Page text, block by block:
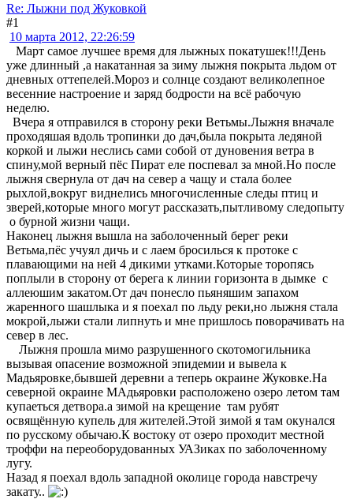
Re: Лыжни под Жуковкой
#1
10 марта 2012, 22:26:59
Март самое лучшее время для лыжных покатушек!!!День
уже длинный ,а накатанная за зиму лыжня покрыта льдом от
дневных оттепелей.Мороз и солнце создают великолепное
весенние настроение и заряд бодрости на всё рабочую
неделю.
Вчера я отправился в сторону реки Ветьмы.Лыжня вначале
проходяшая вдоль тропинки до дач,была покрыта ледяной
коркой и лыжи неслись сами собой от дуновения ветра в
спину,мой верный пёс Пират еле поспевал за мной.Но после
лыжня свернула от дач на север а чащу и стала более
рыхлой,вокруг виднелись многочисленные следы птиц и
зверей,которые много могут рассказать,пытливому следопыту
о бурной жизни чащи.
Наконец лыжня вышла на заболоченный берег реки
Ветьма,пёс учуял дичь и с лаем бросилься к протоке с
плавающими на ней 4 дикими утками.Которые торопясь
поплыли в сторону от берега к линии горизонта в дымке с
аллеюшим закатом.От дач понесло пьяняшим запахом
жаренного шашлыка и я поехал по льду реки,но лыжня стала
мокрой,лыжи стали липнуть и мне пришлось поворачивать на
север в лес.
Лыжня прошла мимо разрушенного скотомогильника
вызывая опасение возможной эпидемии и вывела к
Мадьяровке,бывшей деревни а теперь окраине Жуковке.На
северной окраине МАдьяровки расположено озеро летом там
купаеться детвора.а зимой на крещение там рубят
освящённую купель для жителей.Этой зимой я там окунался
по русскому обычаю.К востоку от озеро проходит местной
троффи на переоборудованных УАЗиках по заболоченному
лугу.
Назад я поехал вдоль западной околице города навстречу
закату..